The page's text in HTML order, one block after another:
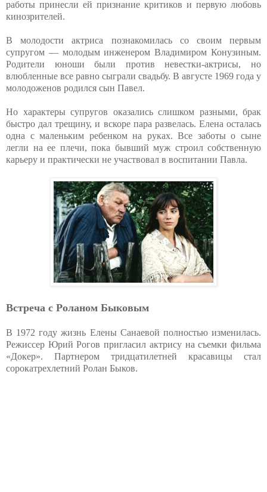
работы принесли ей признание критиков и первую любовь
кинозрителей.
В молодости актриса познакомилась со своим первым
супругом — молодым инженером Владимиром Конузиным.
Родители юноши были против невестки-актрисы, но
влюбленные все равно сыграли свадьбу. В августе 1969 года у
молодоженов родился сын Павел.
Но характеры супругов оказались слишком разными, брак
быстро дал трещину, и вскоре пара развелась. Елена осталась
одна с маленьким ребенком на руках. Все заботы о сыне
легли на ее плечи, пока бывший муж строил собственную
карьеру и практически не участвовал в воспитании Павла.
Встреча с Роланом Быковым
В 1972 году жизнь Елены Санаевой полностью изменилась.
Режиссер Юрий Рогов пригласил актрису на съемки фильма
«Докер». Партнером тридцатилетней красавицы стал
сорокатрехлетний Ролан Быков.